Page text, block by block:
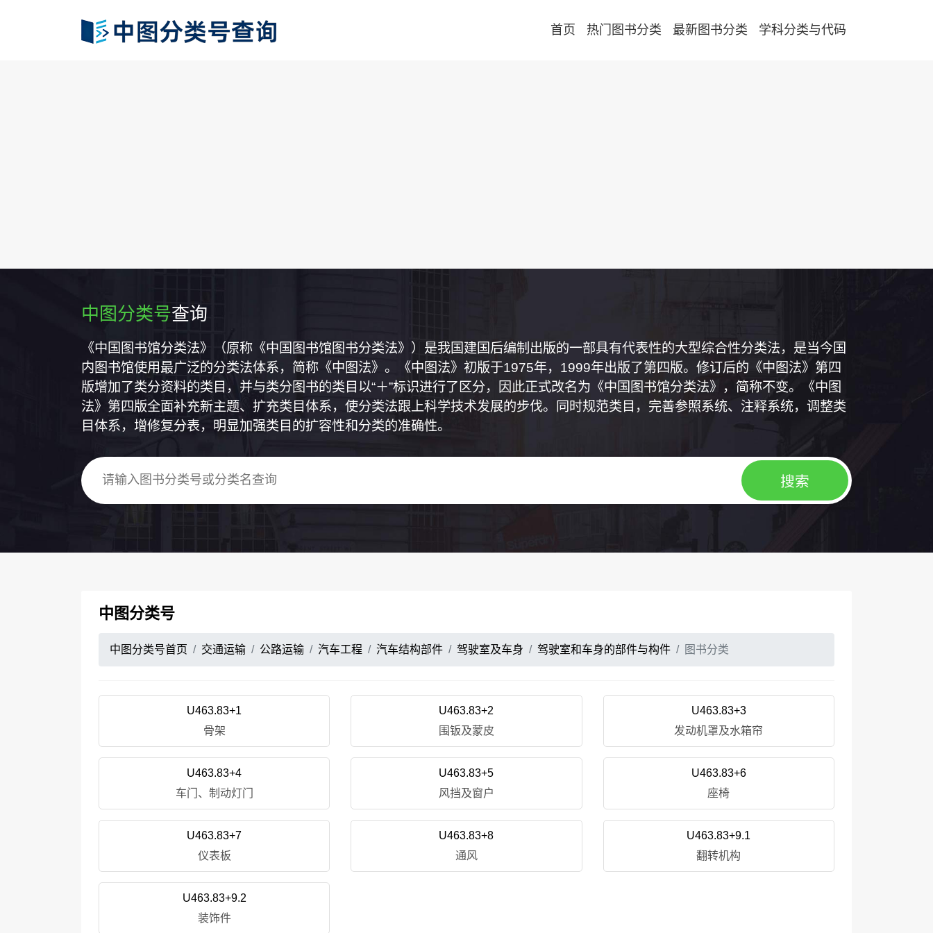
首页 热门图书分类 最新图书分类 学科分类与代码
中图分类号查询
《中国图书馆分类法》（原称《中国图书馆图书分类法》）是我国建国后编制出版的一部具有代表性的大型综合性分类法，是当今国
内图书馆使用最广泛的分类法体系，简称《中图法》。《中图法》初版于1975年，1999年出版了第四版。修订后的《中图法》第四
版增加了类分资料的类目，并与类分图书的类目以“＋”标识进行了区分，因此正式改名为《中国图书馆分类法》，简称不变。《中图
法》第四版全面补充新主题、扩充类目体系，使分类法跟上科学技术发展的步伐。同时规范类目，完善参照系统、注释系统，调整类
目体系，增修复分表，明显加强类目的扩容性和分类的准确性。
中图分类号
中图分类号首页 交通运输 公路运输 汽车工程 汽车结构部件 驾驶室及车身 驾驶室和车身的部件与构件 图书分类
U463.83+1
骨架
U463.83+2
围钣及蒙皮
U463.83+3
发动机罩及水箱帘
U463.83+4
车门、制动灯门
U463.83+5
风挡及窗户
U463.83+6
座椅
U463.83+7
仪表板
U463.83+8
通风
U463.83+9.1
翻转机构
U463.83+9.2
装饰件